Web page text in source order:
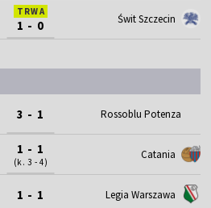
TRWA
1 - 0 Świt Szczecin
3 - 1 Rossoblu Potenza
1 - 1
(k. 3 - 4)
Catania
1 - 1 Legia Warszawa